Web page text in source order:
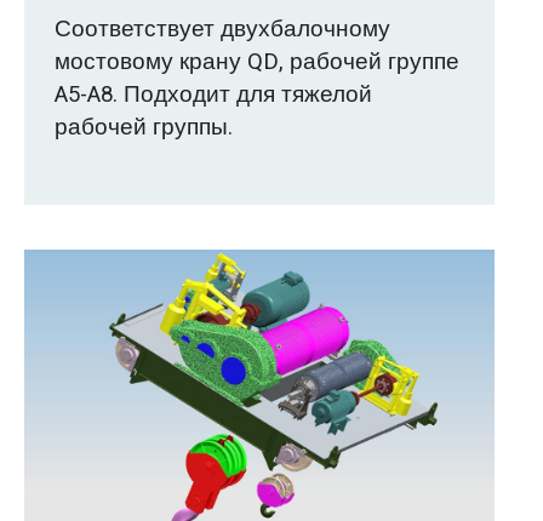
Соответствует двухбалочному
мостовому крану QD, рабочей группе
A5-A8. Подходит для тяжелой
рабочей группы.